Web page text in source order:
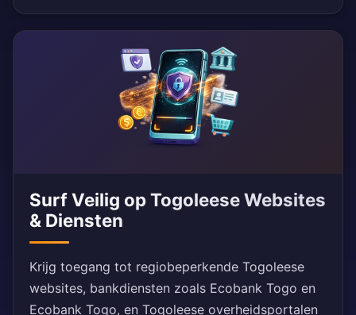
Surf Veilig op Togoleese Websites
& Diensten
Krijg toegang tot regiobeperkende Togoleese
websites, bankdiensten zoals Ecobank Togo en
Ecobank Togo, en Togoleese overheidsportalen